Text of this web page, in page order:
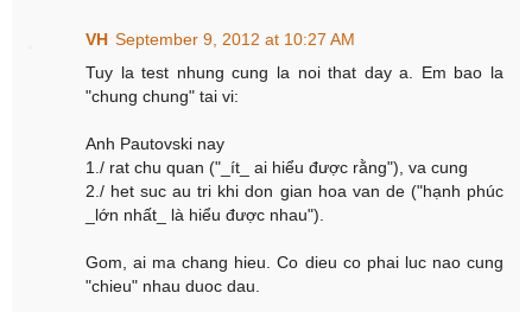
VH September 9, 2012 at 10:27 AM
Tuy la test nhung cung la noi that day a. Em bao la
"chung chung" tai vi:
Anh Pautovski nay
1./ rat chu quan ("_ít_ ai hiểu được rằng"), va cung
2./ het suc au tri khi don gian hoa van de ("hạnh phúc
_lớn nhất_ là hiểu được nhau").
Gom, ai ma chang hieu. Co dieu co phai luc nao cung
"chieu" nhau duoc dau.